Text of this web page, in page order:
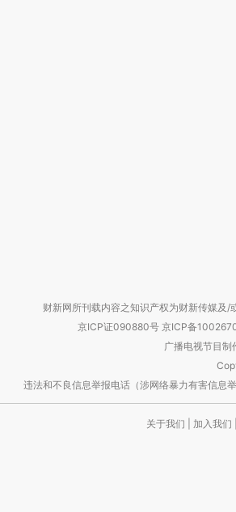
财新网所刊载内容之知识产权为财新传媒及/
京ICP证090880号 京ICP备
广播电视节目
违法和不良信息举报电话（涉网络暴力有害信
关于我们 加入我们